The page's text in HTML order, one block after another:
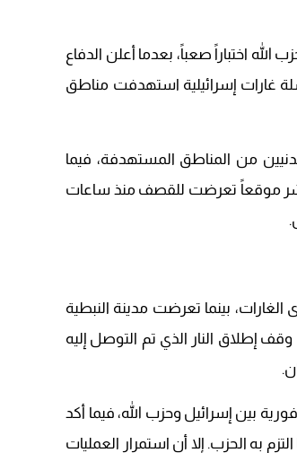
الله اختباراً صعباً، بعدما أعلن الدفاع
وإصابة 12 آخرين جراء سلسلة غارات إسرائيلية استهدفت مناطق
من المناطق المستهدفة، فيما
عشر موقعاً تعرضت للقصف منذ ساعات
بينما تعرضت مدينة النبطية
النار الذي تم التوصل إليه
بين إسرائيل وحزب الله، فيما أكد
به الحزب. إلا أن استمرار العمليات